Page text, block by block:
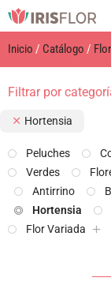
Inicio / Catálogo /
Filtrar por
Hortensia
Peluches
Verdes
Antirrino
Hortensia
Flor Variada